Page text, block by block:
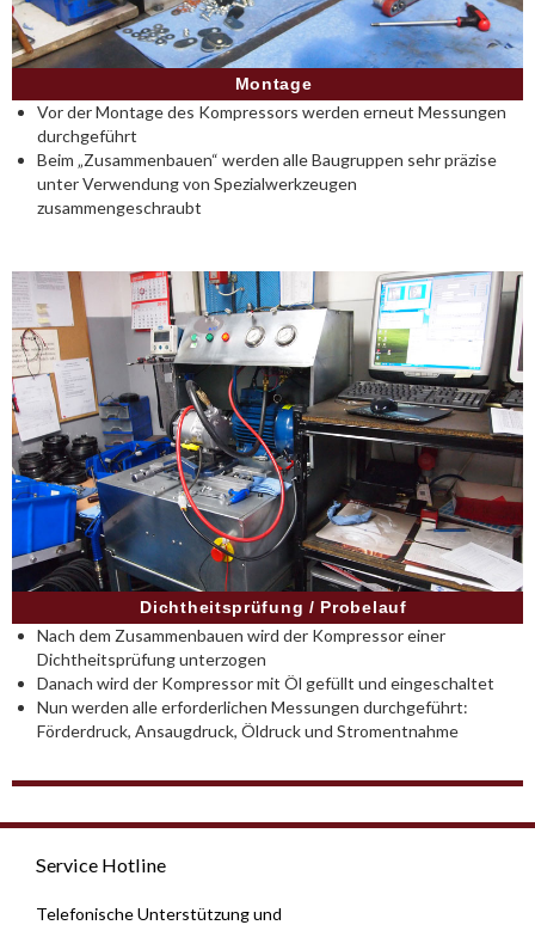
Montage
Vor der Montage des Kompressors werden erneut Messungen
durchgeführt
Beim „Zusammenbauen“ werden alle Baugruppen sehr präzise
unter Verwendung von Spezialwerkzeugen
zusammengeschraubt
Dichtheitsprüfung / Probelauf
Nach dem Zusammenbauen wird der Kompressor einer
Dichtheitsprüfung unterzogen
Danach wird der Kompressor mit Öl gefüllt und eingeschaltet
Nun werden alle erforderlichen Messungen durchgeführt:
Förderdruck, Ansaugdruck, Öldruck und Stromentnahme
Service Hotline
Telefonische Unterstützung und